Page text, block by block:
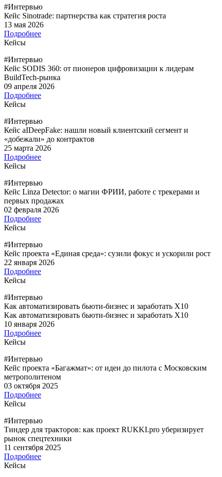
#Интервью
Кейс Sinotrade: партнерства как стратегия роста
13 мая 2026
Подробнее
Кейсы
#Интервью
Кейс SODIS 360: от пионеров цифровизации к лидерам
BuildTech-рынка
09 апреля 2026
Подробнее
Кейсы
#Интервью
Кейс aIDeepFake: нашли новый клиентский сегмент и
«добежали» до контрактов
25 марта 2026
Подробнее
Кейсы
#Интервью
Кейс Linza Detector: о магии ФРИИ, работе с трекерами и
первых продажах
02 февраля 2026
Подробнее
Кейсы
#Интервью
Кейс проекта «Единая среда»: сузили фокус и ускорили рост
22 января 2026
Подробнее
Кейсы
#Интервью
Как автоматизировать бьюти-бизнес и заработать X10
Как автоматизировать бьюти-бизнес и заработать X10
10 января 2026
Подробнее
Кейсы
#Интервью
Кейс проекта «Багажмат»: от идеи до пилота с Московским
метрополитеном
03 октября 2025
Подробнее
Кейсы
#Интервью
Тиндер для тракторов: как проект RUKKI.pro уберизирует
рынок спецтехники
11 сентября 2025
Подробнее
Кейсы